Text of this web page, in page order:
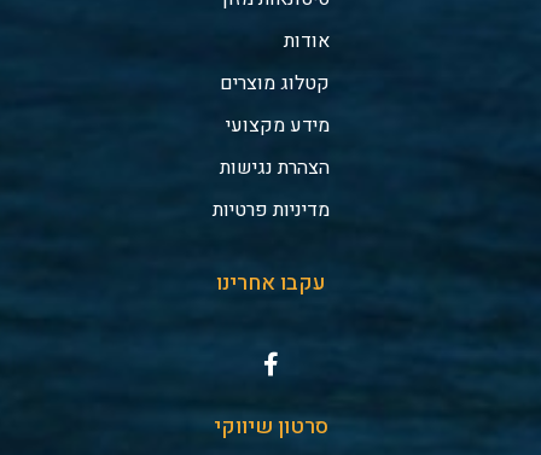
אודות
קטלוג מוצרים
מידע מקצועי
הצהרת נגישות
מדיניות פרטיות
עקבו אחרינו
סרטון שיווקי